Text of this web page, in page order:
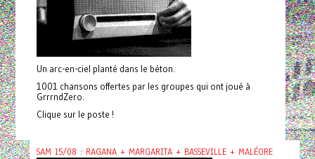
Un arc-en-ciel planté dans le béton.
1001 chansons offertes par les groupes qui ont joué à
GrrrndZero.
Clique sur le poste !
SAM 15/08 : RAGANA + MARGARITA + BASSEVILLE + MALÉORE